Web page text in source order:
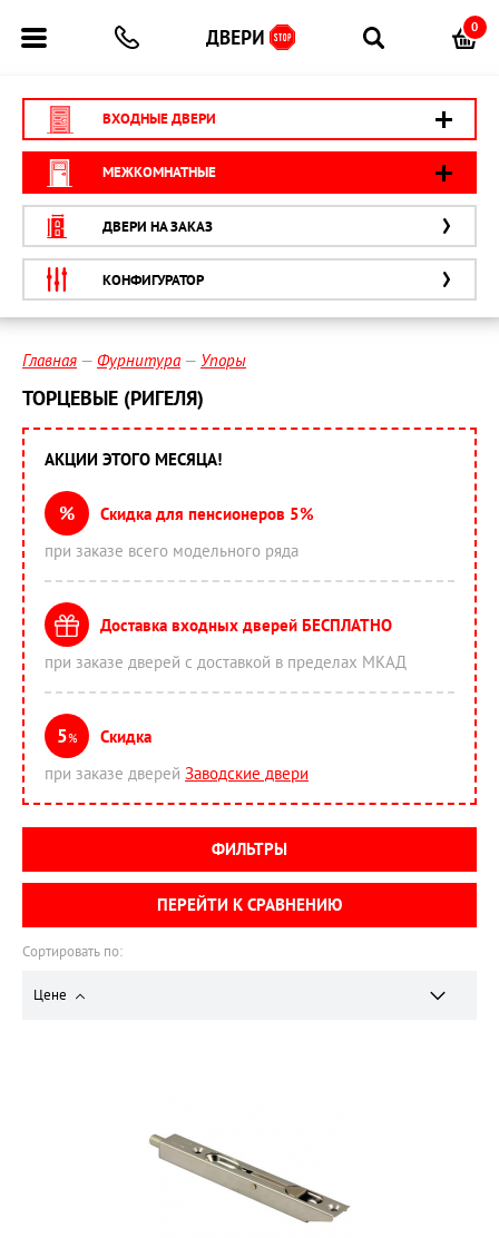
0
ВХОДНЫЕ ДВЕРИ
МЕЖКОМНАТНЫЕ
ДВЕРИ НА ЗАКАЗ
КОНФИГУРАТОР
Главная Фурнитура Упоры
ТОРЦЕВЫЕ (РИГЕЛЯ)
Сортировать по:
Цене
АКЦИИ ЭТОГО МЕСЯЦА!
%
Скидка для пенсионеров 5%
при заказе всего модельного ряда
Доставка входных дверей БЕСПЛАТНО
при заказе дверей с доставкой в пределах МКАД
5%
Скидка
при заказе дверей Заводские двери
ФИЛЬТРЫ
ПЕРЕЙТИ К СРАВНЕНИЮ